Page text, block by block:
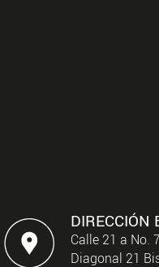
DIRECCIÓN
Calle 21 a No.
Diagonal 21